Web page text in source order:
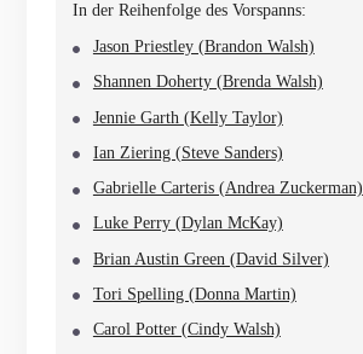
In der Reihenfolge des Vorspanns:
Jason Priestley (Brandon Walsh)
Shannen Doherty (Brenda Walsh)
Jennie Garth (Kelly Taylor)
Ian Ziering (Steve Sanders)
Gabrielle Carteris (Andrea Zuckerman)
Luke Perry (Dylan McKay)
Brian Austin Green (David Silver)
Tori Spelling (Donna Martin)
Carol Potter (Cindy Walsh)